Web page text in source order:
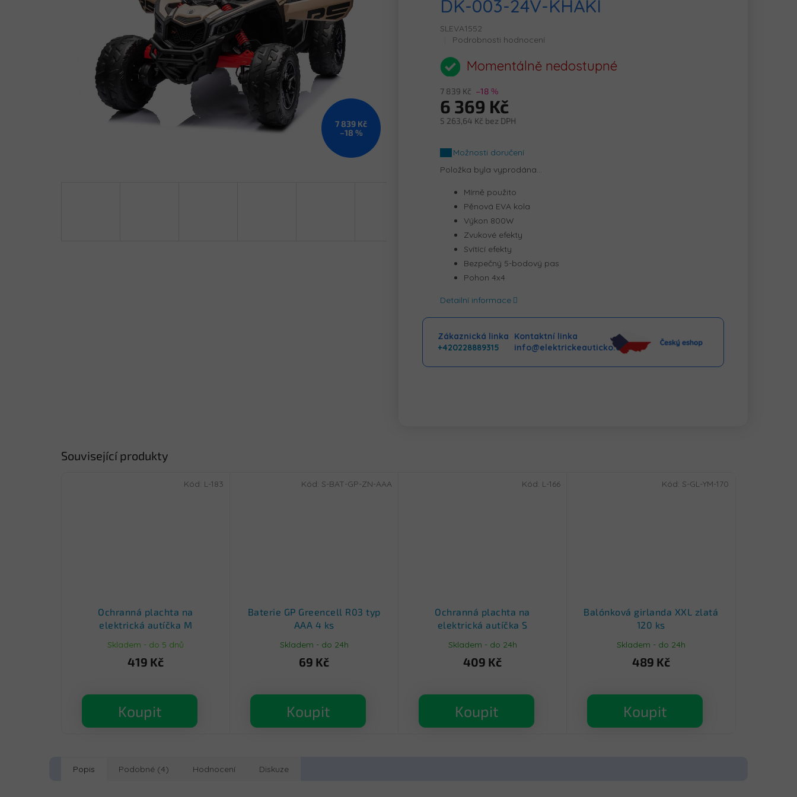
7 839 Kč
–18 %
DK-003-24V-KHAKI
SLEVA1552
Průměrné
produktu
je
z
5
hvězdiček.
Podrobnosti hodnocení
Momentálně nedostupné
7 839 Kč –18 %
6 369 Kč
5 263,64 Kč bez DPH
cena:Možnosti doručení
Položka byla vyprodána…
Mírně použito
Pěnová EVA kola
Výkon 800W
Zvukové efekty
Svítící efekty
Bezpečný 5-bodový pas
Pohon 4x4
Detailní informace
Zákaznická linka
+420228889315
Kontaktní linka
info@elektrickeauticko.cz
Související produkty
Ochranná plachta na
elektrická autíčka M
Skladem - do 5 dnů
419 Kč
Koupit
Kód: L-183
Baterie GP Greencell R03 typ
AAA 4 ks
Skladem - do 24h
69 Kč
Koupit
Kód: S-BAT-GP-ZN-AAA
Ochranná plachta na
elektrická autíčka S
Skladem - do 24h
409 Kč
Koupit
Kód: L-166
Balónková girlanda XXL zlatá
120 ks
Skladem - do 24h
489 Kč
Koupit
Kód: S-GL-YM-170
Popis Podobné (4) Hodnocení Diskuze